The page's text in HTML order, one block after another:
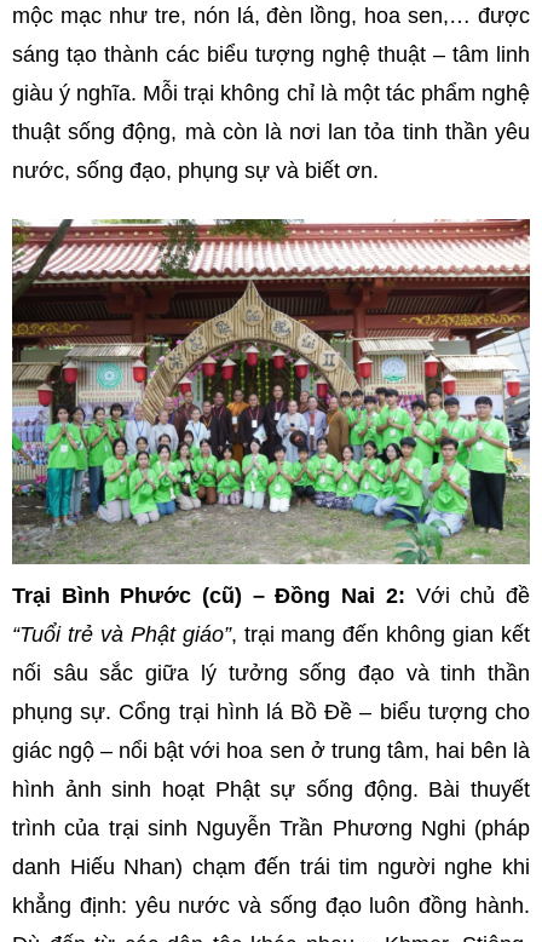
mộc mạc như tre, nón lá, đèn lồng, hoa sen,… được
sáng tạo thành các biểu tượng nghệ thuật – tâm linh
giàu ý nghĩa. Mỗi trại không chỉ là một tác phẩm nghệ
thuật sống động, mà còn là nơi lan tỏa tinh thần yêu
nước, sống đạo, phụng sự và biết ơn.
Trại Bình Phước (cũ) – Đồng Nai 2: Với chủ đề
“Tuổi trẻ và Phật giáo”, trại mang đến không gian kết
nối sâu sắc giữa lý tưởng sống đạo và tinh thần
phụng sự. Cổng trại hình lá Bồ Đề – biểu tượng cho
giác ngộ – nổi bật với hoa sen ở trung tâm, hai bên là
hình ảnh sinh hoạt Phật sự sống động. Bài thuyết
trình của trại sinh Nguyễn Trần Phương Nghi (pháp
danh Hiếu Nhan) chạm đến trái tim người nghe khi
khẳng định: yêu nước và sống đạo luôn đồng hành.